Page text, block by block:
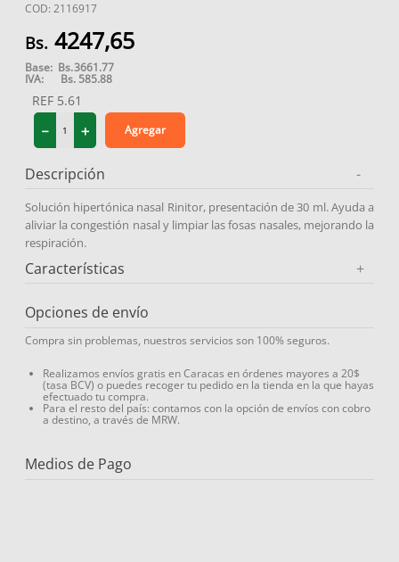
COD: 2116917
4247,65
Base: Bs.3661.77
IVA: Bs. 585.88
REF 5.61
＋
－ Agregar
Descripción -
Solución hipertónica nasal Rinitor, presentación de 30 ml. Ayuda a
aliviar la congestión nasal y limpiar las fosas nasales, mejorando la
respiración.
Características +
Opciones de envío
Compra sin problemas, nuestros servicios son 100% seguros.
Realizamos envíos gratis en Caracas en órdenes mayores a 20$
(tasa BCV) o puedes recoger tu pedido en la tienda en la que hayas
efectuado tu compra.
Para el resto del país: contamos con la opción de envíos con cobro
a destino, a través de MRW.
Medios de Pago
5.
vitamina
6.
linezolid
7.
champu
.
miovit
protector solar
10
medias compresión